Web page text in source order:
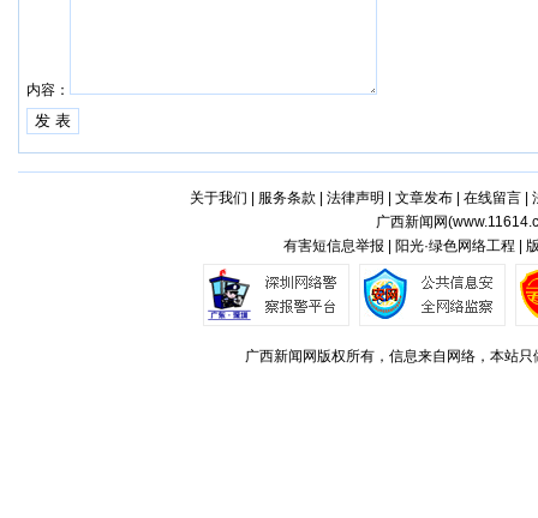
内容：
关于我们 服务条款 法律声明 文章发布| 在线留言|
广西新闻网(
有害短信息举报 | 阳光·绿色网络工程 |
广西新闻网版权所有，信息来自网络，本站